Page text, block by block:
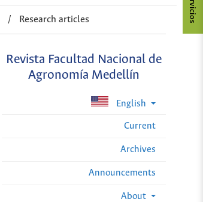
/ Research articles
Revista Facultad Nacional de
Agronomía Medellín
English
Current
Archives
Announcements
About